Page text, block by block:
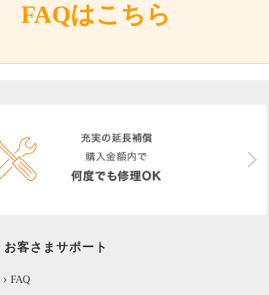
FAQはこちら
お客さまサポート
FAQ